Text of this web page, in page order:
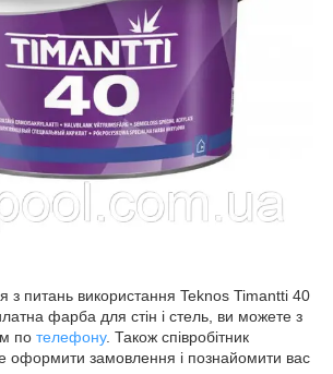
з питань використання Teknos Timantti 40
фарба для стін і стель, ви можете з
по телефону. Також співробітник
оформити замовлення і познайомити вас